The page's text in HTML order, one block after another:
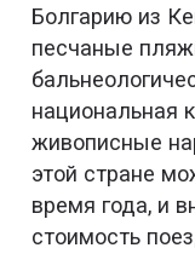
Болгарию из
песчаные
национальная
живописные
этой стране
время года, и
стоимость